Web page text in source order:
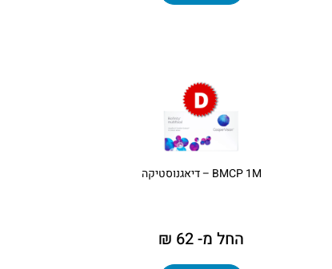
BMCP 1M – דיאגנוסטיקה
החל מ- 62 ₪